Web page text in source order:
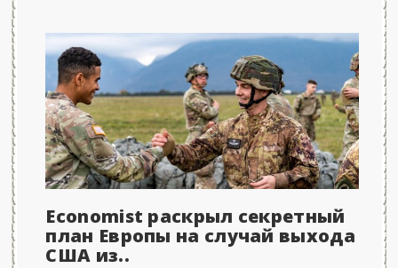
Economist раскрыл секретный
план Европы на случай выхода
США из..